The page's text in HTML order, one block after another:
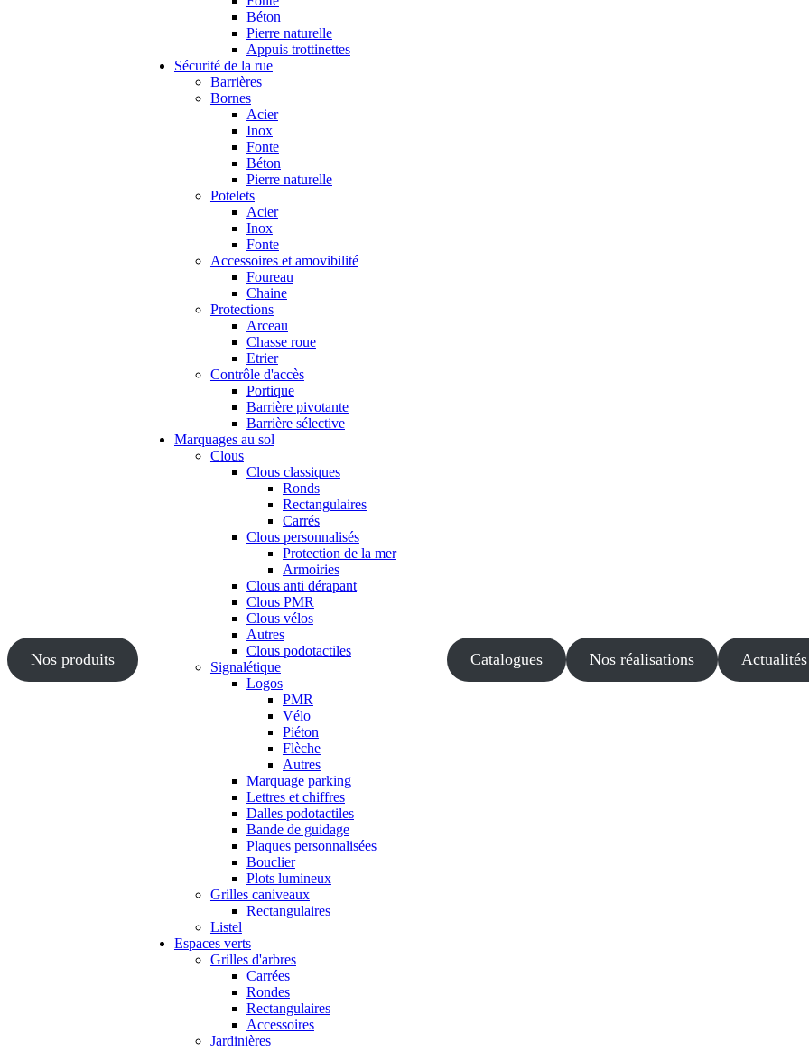
Nos produits
Béton
Pierre naturelle
Appuis trottinettes
Sécurité de la rue
Barrières
Bornes
Acier
Inox
Fonte
Béton
Pierre naturelle
Potelets
Acier
Inox
Fonte
Accessoires et amovibilité
Foureau
Chaine
Protections
Arceau
Chasse roue
Etrier
Contrôle d'accès
Portique
Barrière pivotante
Barrière sélective
Marquages au sol
Clous
Clous classiques
Ronds
Rectangulaires
Carrés
Clous personnalisés
Protection de la mer
Armoiries
Clous anti dérapant
Clous PMR
Clous vélos
Autres
Clous podotactiles
Signalétique
Logos
PMR
Vélo
Piéton
Flèche
Autres
Marquage parking
Lettres et chiffres
Dalles podotactiles
Bande de guidage
Plaques personnalisées
Bouclier
Plots lumineux
Grilles caniveaux
Rectangulaires
Listel
Espaces verts
Grilles d'arbres
Carrées
Rondes
Rectangulaires
Accessoires
Jardinières
Catalogues Nos réalisations Actualités